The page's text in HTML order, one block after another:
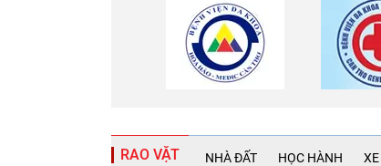
RAO VẶT NHÀ ĐẤT HỌC HÀNH XE